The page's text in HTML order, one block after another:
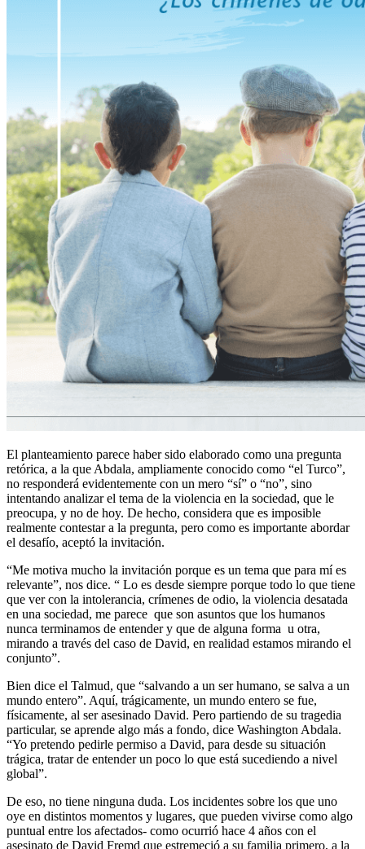
El planteamiento parece haber sido elaborado como una pregunta
retórica, a la que Abdala, ampliamente conocido como “el Turco”,
no responderá evidentemente con un mero “sí” o “no”, sino
intentando analizar el tema de la violencia en la sociedad, que le
preocupa, y no de hoy. De hecho, considera que es imposible
realmente contestar a la pregunta, pero como es importante abordar
el desafío, aceptó la invitación.
“Me motiva mucho la invitación porque es un tema que para mí es
relevante”, nos dice. “ Lo es desde siempre porque todo lo que tiene
que ver con la intolerancia, crímenes de odio, la violencia desatada
en una sociedad, me parece que son asuntos que los humanos
nunca terminamos de entender y que de alguna forma u otra,
mirando a través del caso de David, en realidad estamos mirando el
conjunto”.
Bien dice el Talmud, que “salvando a un ser humano, se salva a un
mundo entero”. Aquí, trágicamente, un mundo entero se fue,
físicamente, al ser asesinado David. Pero partiendo de su tragedia
particular, se aprende algo más a fondo, dice Washington Abdala.
“Yo pretendo pedirle permiso a David, para desde su situación
trágica, tratar de entender un poco lo que está sucediendo a nivel
global”.
De eso, no tiene ninguna duda. Los incidentes sobre los que uno
oye en distintos momentos y lugares, que pueden vivirse como algo
puntual entre los afectados- como ocurrió hace 4 años con el
asesinato de David Fremd que estremeció a su familia primero, a la